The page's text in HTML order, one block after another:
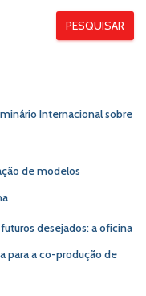
PESQUISAR
Internacional sobre
de modelos
desejados: a oficina
para a co-produção de